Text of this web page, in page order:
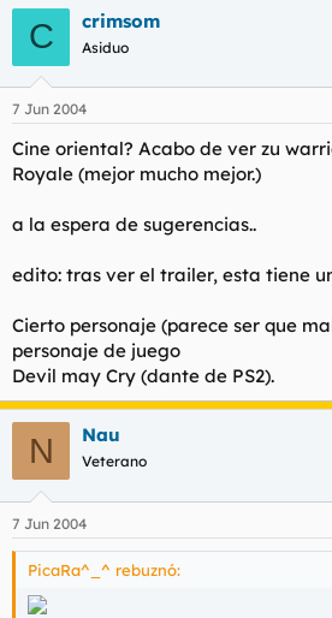
jo tio ke fueerrrrrrrrrte no?
C crimsom
Asiduo
7 Jun 2004
Cine oriental? Acabo de ver zu
Royale (mejor mucho mejor.)
a la espera de sugerencias..
edito: tras ver el trailer, esta tiene
Cierto personaje (parece ser que
personaje de juego
Devil may Cry (dante de PS2).
N Nau
Veterano
7 Jun 2004
PicaRa^_^ rebuznó: